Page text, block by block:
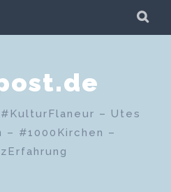
– Utes
– #1000Kirchen –